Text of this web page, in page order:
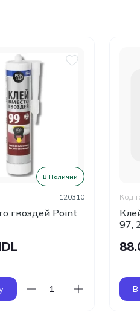
В Наличии
гвоздей Point
120310
97,
Код
В